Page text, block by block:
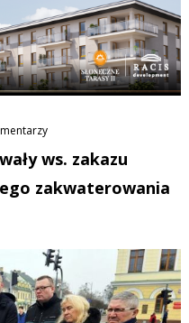
miasta/
zbiorowego i
Tumblr
0 Reddit Share
ws. zakazu
zakwaterowania